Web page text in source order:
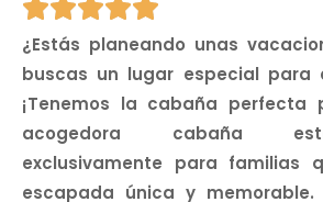
¿Estás planeando unas
buscas un lugar especial para
¡Tenemos la cabaña perfecta
acogedora cabaña
exclusivamente para familias
escapada única y